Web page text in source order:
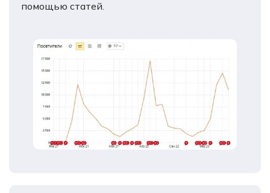
помощью статей.